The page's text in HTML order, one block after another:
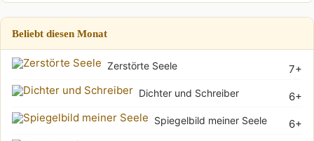
Beliebt diesen Monat
7+
Zerstörte Seele
6+
Dichter und Schreiber
6+
Spiegelbild meiner Seele